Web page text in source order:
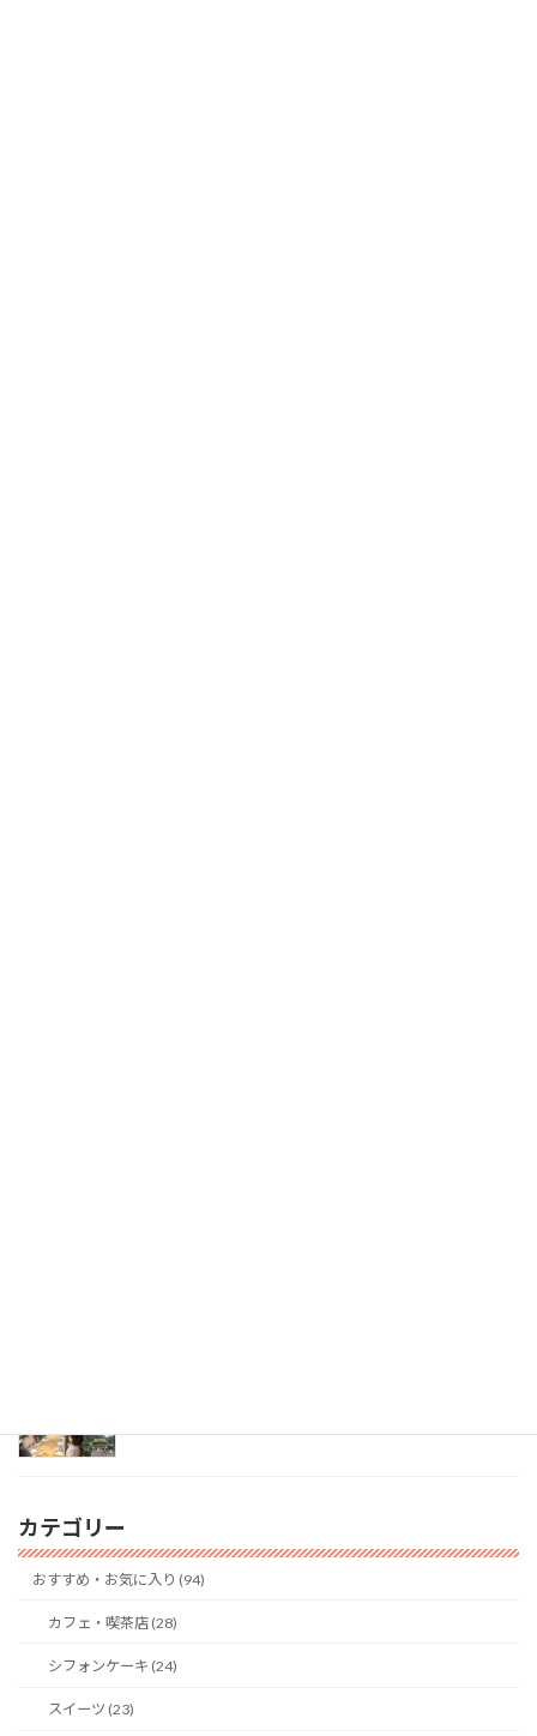
カテゴリー
おすすめ・お気に入り (94)
カフェ・喫茶店 (28)
シフォンケーキ (24)
スイーツ (23)